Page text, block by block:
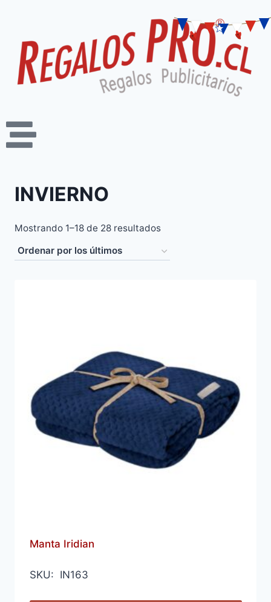
INVIERNO
Mostrando 1–18 de 28 resultados
Manta Iridian
SKU: IN163